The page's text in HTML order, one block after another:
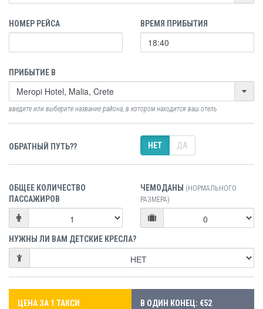
НОМЕР РЕЙСА ВРЕМЯ ПРИБЫТИЯ
ПРИБЫТИЕ В
введите или выберите название района, в котором находится ваш отель
ОБРАТНЫЙ ПУТЬ?? НЕТ ДА
ОБЩЕЕ КОЛИЧЕСТВО
ПАССАЖИРОВ
ЧЕМОДАНЫ (НОРМАЛЬНОГО
РАЗМЕРА)
НУЖНЫ ЛИ ВАМ ДЕТСКИЕ КРЕСЛА?
ЦЕНА ЗА 1 ТАКСИ
В ОДИН КОНЕЦ: €52